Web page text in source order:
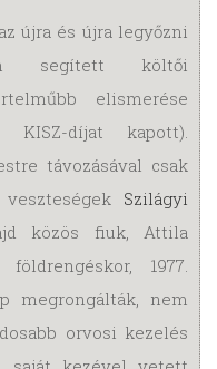
újra és újra legyőzni
segített költői
elismerése
KISZ-díjat kapott).
távozásával csak
Szilágyi
közös fiuk, Attila
1977.
megrongálták, nem
orvosi kezelés